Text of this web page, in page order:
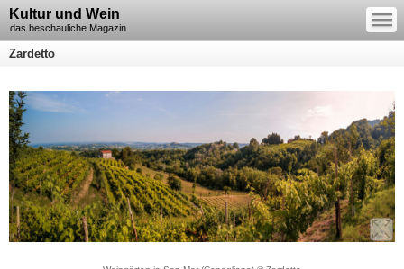
Kultur und Wein
das beschauliche Magazin
—
—
—
Zardetto